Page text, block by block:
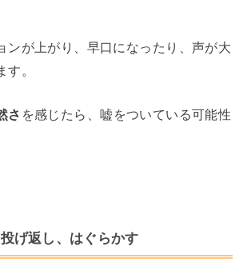
ンが上がり、早口になったり、声が大
す。
さ を感じたら、嘘をついている可能性
げ返し、はぐらかす